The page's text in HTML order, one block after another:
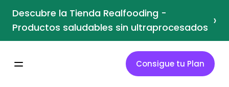
Descubre la Tienda Realfooding -
Productos saludables sin ultraprocesados ›
Consigue tu Plan